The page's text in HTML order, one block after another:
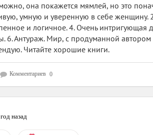
она покажется мямлей, но это
умную и уверенную в себе женщину.
и логичное. 4. Очень
6. Антураж. Мир, с продуманной автором
Читайте хорошие книги.
Комментариев 0
назад